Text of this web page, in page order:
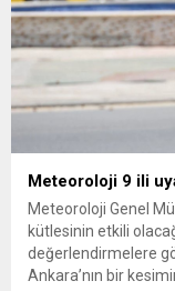
Meteoroloji 9 ili
Meteoroloji Genel
kütlesinin etkili
değerlendirmelere
Ankara’nın bir